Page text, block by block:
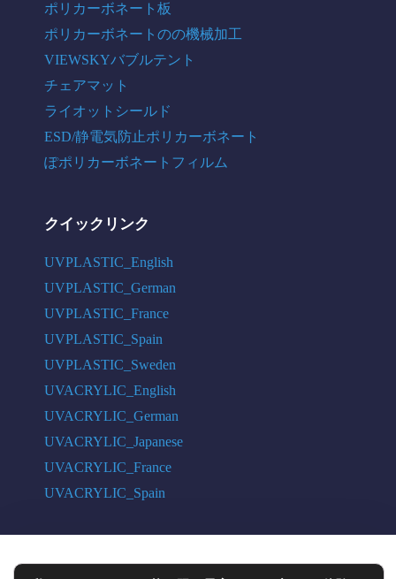
ポリカーボネート板
ポリカーボネートのの機械加工
VIEWSKYバブルテント
チェアマット
ライオットシールド
ESD/静電気防止ポリカーボネート
ぽポリカーボネートフィルム
クイックリンク
UVPLASTIC_English
UVPLASTIC_German
UVPLASTIC_France
UVPLASTIC_Spain
UVPLASTIC_Sweden
UVACRYLIC_English
UVACRYLIC_German
UVACRYLIC_Japanese
UVACRYLIC_France
UVACRYLIC_Spain